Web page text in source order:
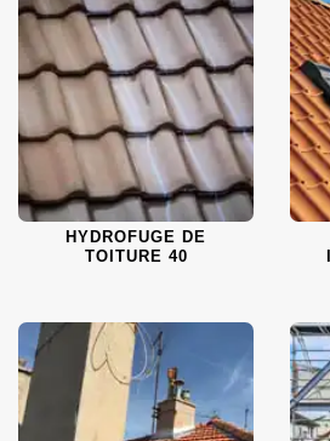
HYDROFUGE DE
TOITURE 40